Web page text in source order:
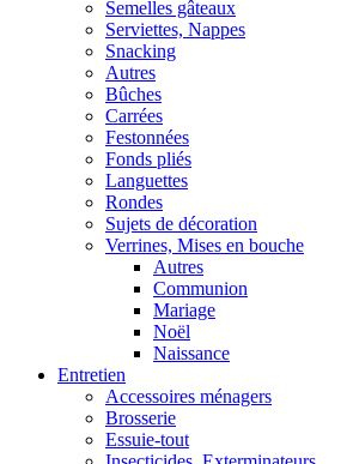
Semelles gâteaux
Serviettes, Nappes
Snacking
Autres
Bûches
Carrées
Festonnées
Fonds pliés
Languettes
Rondes
Sujets de décoration
Verrines, Mises en bouche
Autres
Communion
Mariage
Noël
Naissance
Entretien
Accessoires ménagers
Brosserie
Essuie-tout